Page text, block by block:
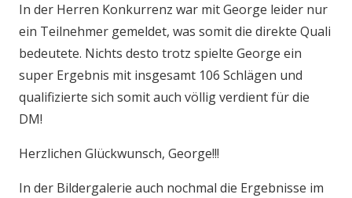
In der Herren Konkurrenz war mit George leider nur
ein Teilnehmer gemeldet, was somit die direkte Quali
bedeutete. Nichts desto trotz spielte George ein
super Ergebnis mit insgesamt 106 Schlägen und
qualifizierte sich somit auch völlig verdient für die
DM!
Herzlichen Glückwunsch, George!!!
In der Bildergalerie auch nochmal die Ergebnisse im